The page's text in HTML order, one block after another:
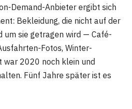
Demand-Anbieter ergibt sich
Bekleidung, die nicht auf der
um sie getragen wird — Café-
Fotos, Winter-
war 2020 noch klein und
Fünf Jahre später ist es